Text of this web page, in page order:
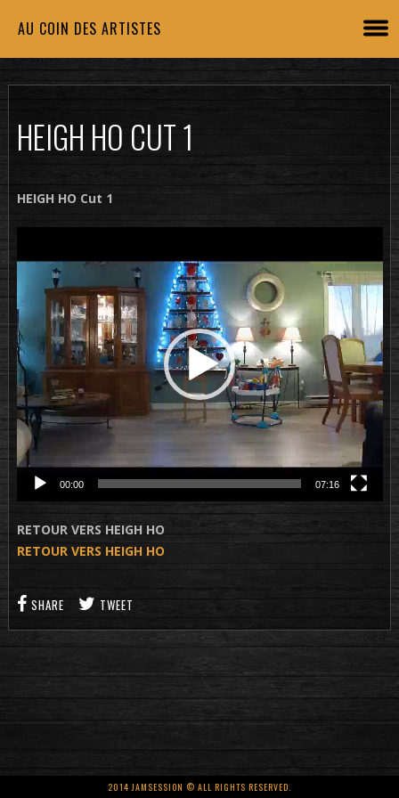
AU COIN DES ARTISTES
HEIGH HO CUT 1
HEIGH HO Cut 1
vidéo
00:00 07:16
RETOUR VERS HEIGH HO
RETOUR VERS HEIGH HO
SHARE TWEET
2014 JAMSESSION © ALL RIGHTS RESERVED.